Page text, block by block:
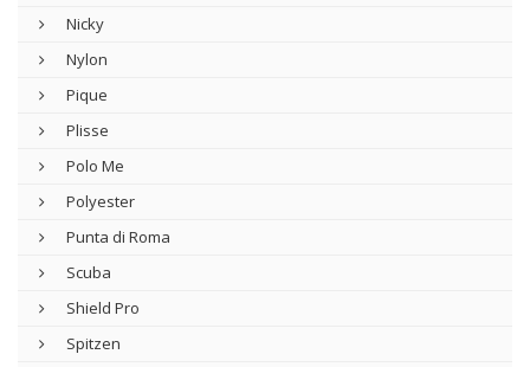
Nicky
Nylon
Pique
Plisse
Polo Me
Polyester
Punta di Roma
Scuba
Shield Pro
Spitzen